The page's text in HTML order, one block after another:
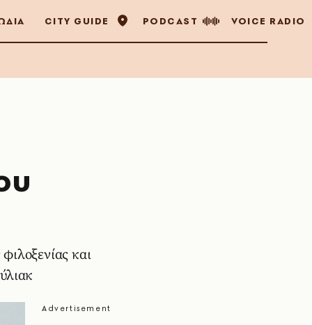
CITY GUIDE PODCAST VOICE RADIO
και